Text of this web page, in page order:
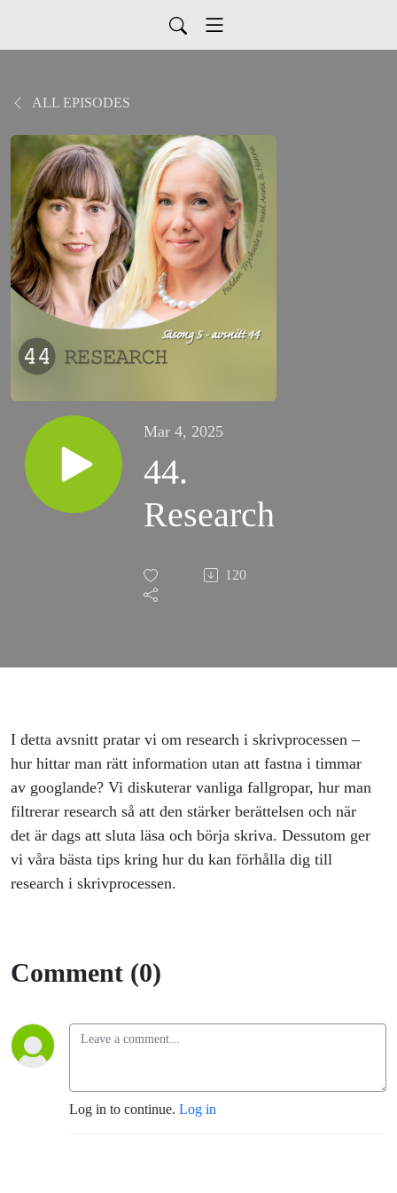
ALL EPISODES
Mar 4, 2025
44.
Research
120
I detta avsnitt pratar vi om research i skrivprocessen –
hur hittar man rätt information utan att fastna i timmar
av googlande? Vi diskuterar vanliga fallgropar, hur man
filtrerar research så att den stärker berättelsen och när
det är dags att sluta läsa och börja skriva. Dessutom ger
vi våra bästa tips kring hur du kan förhålla dig till
research i skrivprocessen.
Comment (0)
Log in to continue. Log in